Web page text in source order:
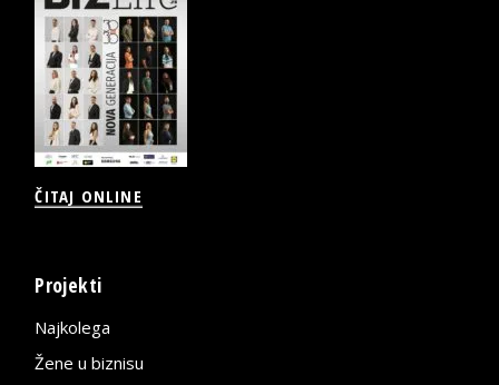
ČITAJ ONLINE
Projekti
Najkolega
Žene u biznisu